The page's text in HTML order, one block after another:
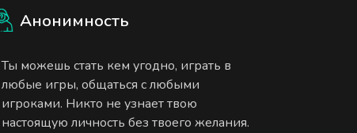
Анонимность
Ты можешь стать кем угодно, играть в
любые игры, общаться с любыми
игроками. Никто не узнает твою
настоящую личность без твоего желания.